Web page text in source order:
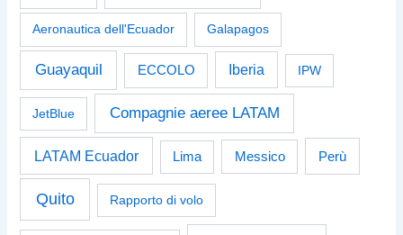
Aeronautica dell'Ecuador Galapagos
Guayaquil ECCOLO Iberia IPW
JetBlue Compagnie aeree LATAM
LATAM Ecuador Lima Messico Perù
Quito Rapporto di volo